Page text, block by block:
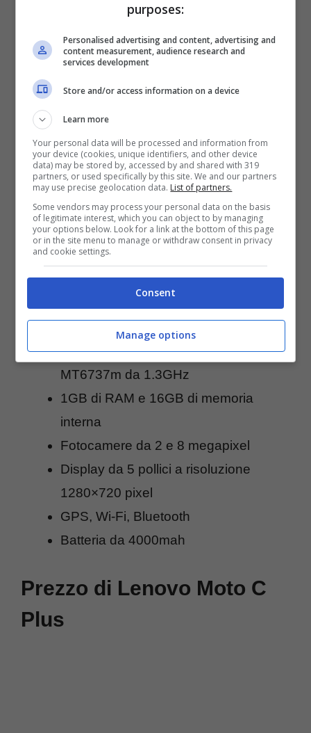
Lenovo Moto C Plus è unosmartphone
con schermo da 5 pollici a
risoluzione di 720 x 1280 pixel, SoC
MediaTek con CPU quad core da 1,3 GHz
con 1GB di memoria Ram e memoria interna
da 16GB espandibile via microSD,
tecnologia dual SIM per la gestione di due
numeri cellulari, fotocamera da 2 megapixel
e 8 megapixel su fronte e retro, batteria da
4000mAh e sistema operativo Android 7.0
Nougat.
Sistema operativo Android 7.0 Nougat
Processore quad-core MediaTek
MT6737m da 1.3GHz
1GB di RAM e 16GB di memoria
interna
Fotocamere da 2 e 8 megapixel
Display da 5 pollici a risoluzione
1280×720 pixel
GPS, Wi-Fi, Bluetooth
Batteria da 4000mah
Prezzo di Lenovo Moto C
Plus
purposes:
Personalised advertising and content, advertising and
content measurement, audience research and
services development
Store and/or access information on a device
Learn more
Your personal data will be processed and information from
your device (cookies, unique identifiers, and other device
data) may be stored by, accessed by and shared with 319
partners, or used specifically by this site. We and our partners
may use precise geolocation data. List of partners.
Some vendors may process your personal data on the basis
of legitimate interest, which you can object to by managing
your options below. Look for a link at the bottom of this page
or in the site menu to manage or withdraw consent in privacy
and cookie settings.
Consent
Manage options